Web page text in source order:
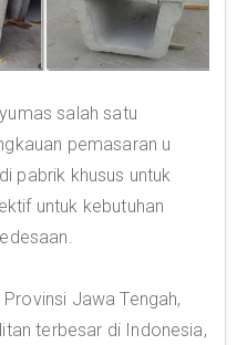
salah satu
pemasaran u
pabrik khusus untuk
untuk kebutuhan
Jawa Tengah,
terbesar di Indonesia,